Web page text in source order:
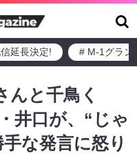
延長決定! # M-1グラン
んと千鳥く
井口が、“じゃ
な発言に怒り